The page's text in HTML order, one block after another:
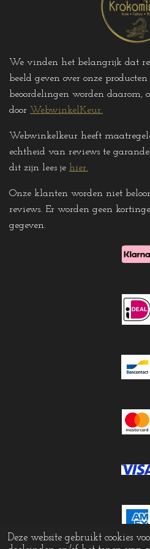
Deze website gebruikt cookies
We vinden het belangrijk dat
beeld geven over onze producten
beoordelingen worden daarom,
door WebwinkelKeur.
Webwinkelkeur heeft
echtheid van reviews te
dit zijn lees je hier.
Onze klanten worden niet
reviews. Er worden geen
gegeven.